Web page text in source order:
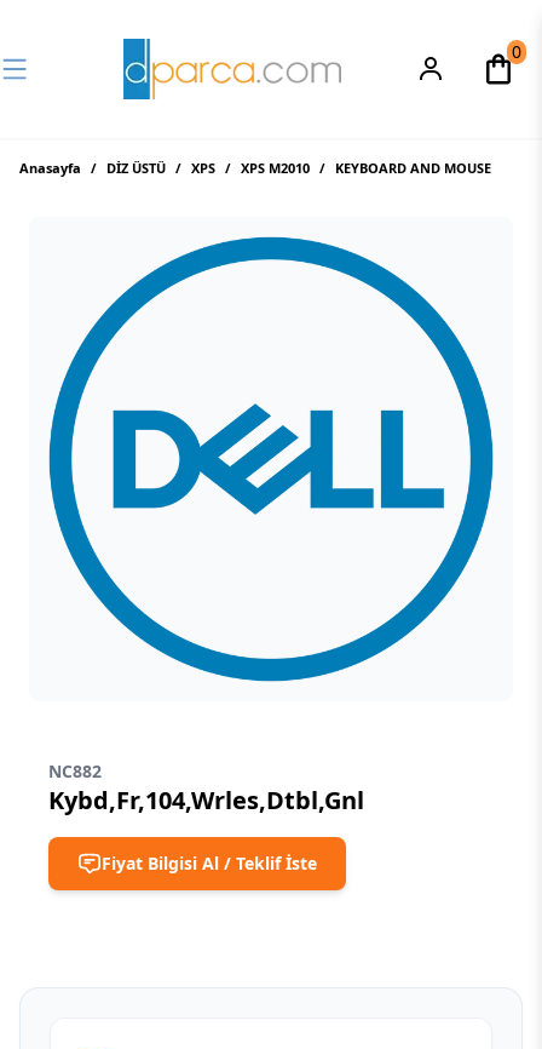
0
Anasayfa / DİZ ÜSTÜ / XPS / XPS M2010 / KEYBOARD AND MOUSE
NC882
Kybd,Fr,104,Wrles,Dtbl,Gnl
Fiyat Bilgisi Al / Teklif İste